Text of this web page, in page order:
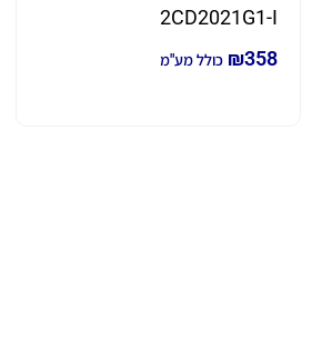
2CD2021G1-I
₪358 כולל מע"מ